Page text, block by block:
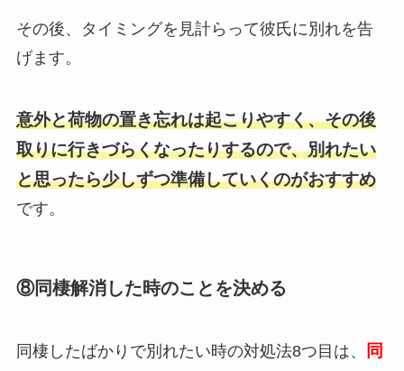
その後、タイミングを見計らって彼氏に別れを告
げます。
意外と荷物の置き忘れは起こりやすく、その後
取りに行きづらくなったりするので、別れたい
と思ったら少しずつ準備していくのがおすすめ
です。
⑧同棲解消した時のことを決める
同棲したばかりで別れたい時の対処法8つ目は、
同